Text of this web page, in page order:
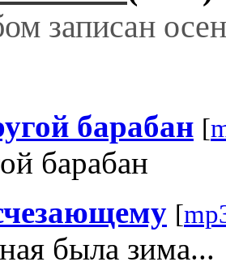
записан
барабан [
барабан
[
была зима...